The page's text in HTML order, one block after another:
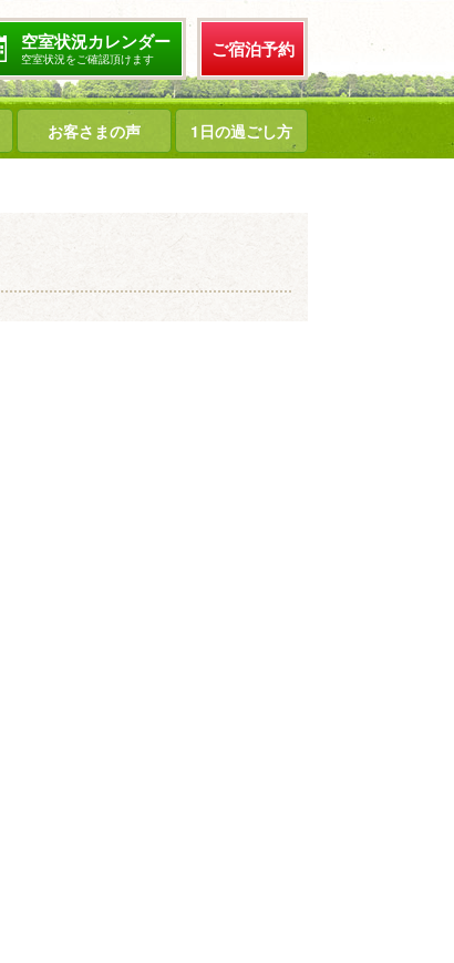
空室状況カレンダー
空室状況をご確認頂けます ご宿泊予約
お客さまの声 1日の過ごし方